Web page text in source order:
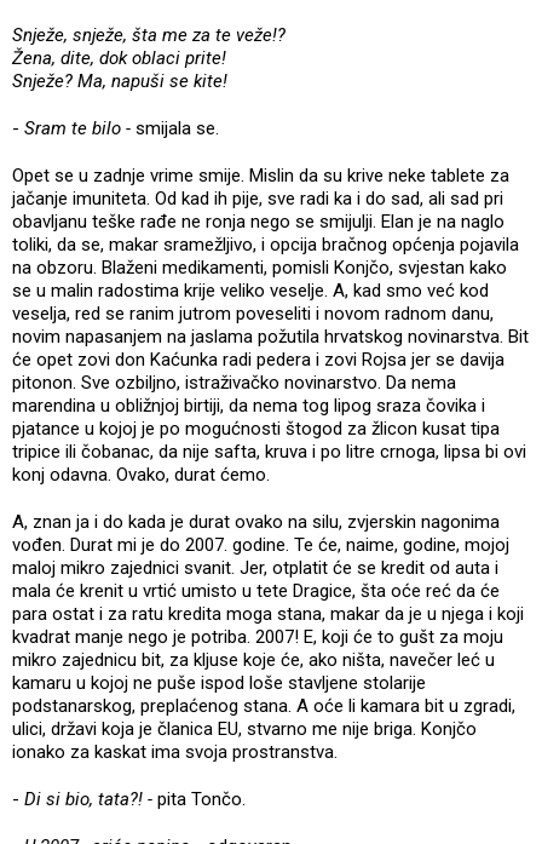
Snježe, snježe, šta me za te veže!?
Žena, dite, dok oblaci prite!
Snježe? Ma, napuši se kite!
- Sram te bilo - smijala se.
Opet se u zadnje vrime smije. Mislin da su krive neke tablete za
jačanje imuniteta. Od kad ih pije, sve radi ka i do sad, ali sad pri
obavljanu teške rađe ne ronja nego se smijulji. Elan je na naglo
toliki, da se, makar sramežljivo, i opcija bračnog općenja pojavila
na obzoru. Blaženi medikamenti, pomisli Konjčo, svjestan kako
se u malin radostima krije veliko veselje. A, kad smo već kod
veselja, red se ranim jutrom poveseliti i novom radnom danu,
novim napasanjem na jaslama požutila hrvatskog novinarstva. Bit
će opet zovi don Kaćunka radi pedera i zovi Rojsa jer se davija
pitonon. Sve ozbiljno, istraživačko novinarstvo. Da nema
marendina u obližnjoj birtiji, da nema tog lipog sraza čovika i
pjatance u kojoj je po mogućnosti štogod za žlicon kusat tipa
tripice ili čobanac, da nije safta, kruva i po litre crnoga, lipsa bi ovi
konj odavna. Ovako, durat ćemo.
A, znan ja i do kada je durat ovako na silu, zvjerskin nagonima
vođen. Durat mi je do 2007. godine. Te će, naime, godine, mojoj
maloj mikro zajednici svanit. Jer, otplatit će se kredit od auta i
mala će krenit u vrtić umisto u tete Dragice, šta oće reć da će
para ostat i za ratu kredita moga stana, makar da je u njega i koji
kvadrat manje nego je potriba. 2007! E, koji će to gušt za moju
mikro zajednicu bit, za kljuse koje će, ako ništa, navečer leć u
kamaru u kojoj ne puše ispod loše stavljene stolarije
podstanarskog, preplaćenog stana. A oće li kamara bit u zgradi,
ulici, državi koja je članica EU, stvarno me nije briga. Konjčo
ionako za kaskat ima svoja prostranstva.
- Di si bio, tata?! - pita Tončo.